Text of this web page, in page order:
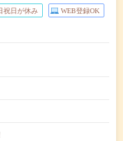
祝日が休み WEB登録OK